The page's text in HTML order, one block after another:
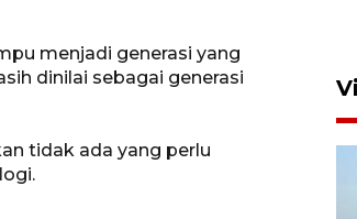
menjadi generasi yang
dinilai sebagai generasi
tidak ada yang perlu